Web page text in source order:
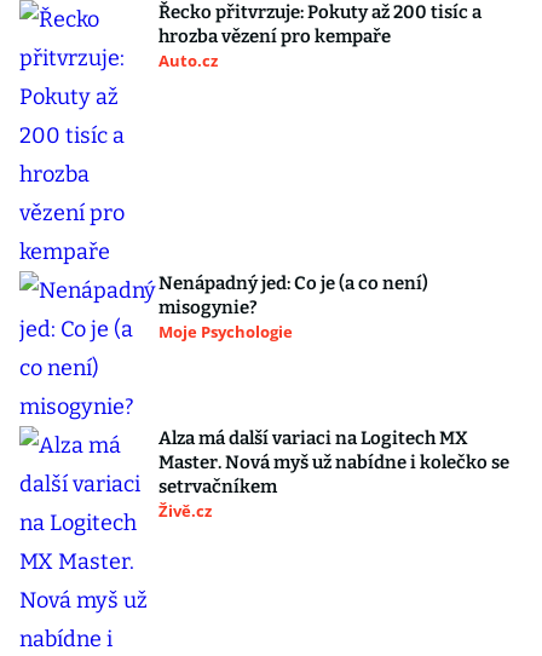
Řecko přitvrzuje: Pokuty až 200 tisíc a
hrozba vězení pro kempaře
Auto.cz
Nenápadný jed: Co je (a co není)
misogynie?
Moje Psychologie
Alza má další variaci na Logitech MX
Master. Nová myš už nabídne i kolečko se
setrvačníkem
Živě.cz